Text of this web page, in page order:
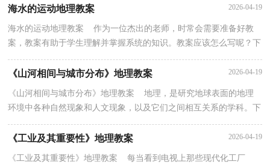
海水的运动地理教案 2026-04-19
海水的运动地理教案 作为一位杰出的老师，时常会需要准备好教
案，教案有助于学生理解并掌握系统的知识。教案应该怎么写呢？下
《山河相间与城市分布》地理教案 2026-04-19
《山河相间与城市分布》地理教案 地理，是研究地球表面的地理
环境中各种自然现象和人文现象，以及它们之间相互关系的学科。下
面是小编整理的《山河相间与城市分布》地理教案...
《工业及其重要性》地理教案 2026-04-19
《工业及其重要性》地理教案 每当看到电视上那些现代化工厂